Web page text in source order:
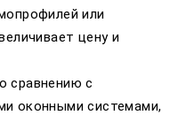
или
цену и
сравнению с
оконными системами,